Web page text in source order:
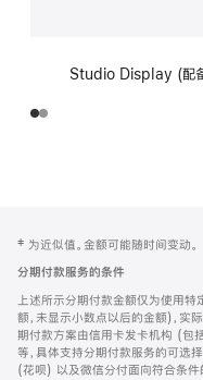
Studio Display (配备
页
页
脚
注
‡ 为近似值。金额可能随时间变动。
分期付款服务的条件
上述所示分期付款金额仅为使用
额，未显示小数点以后的金额)，实
期付款方案由信用卡发卡机构 (包
等，具体支持分期付款服务的可选
(花呗) 以及微信分付面向符合条件